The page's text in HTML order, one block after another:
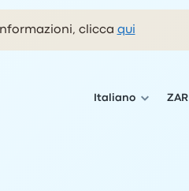
clicca qui
Italiano ZAR